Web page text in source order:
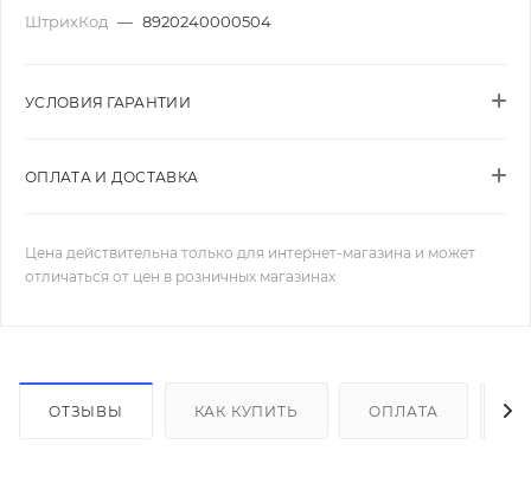
ШтрихКод — 8920240000504
УСЛОВИЯ ГАРАНТИИ
ОПЛАТА И ДОСТАВКА
Цена действительна только для интернет-магазина и может
отличаться от цен в розничных магазинах
ОТЗЫВЫ КАК КУПИТЬ ОПЛАТА